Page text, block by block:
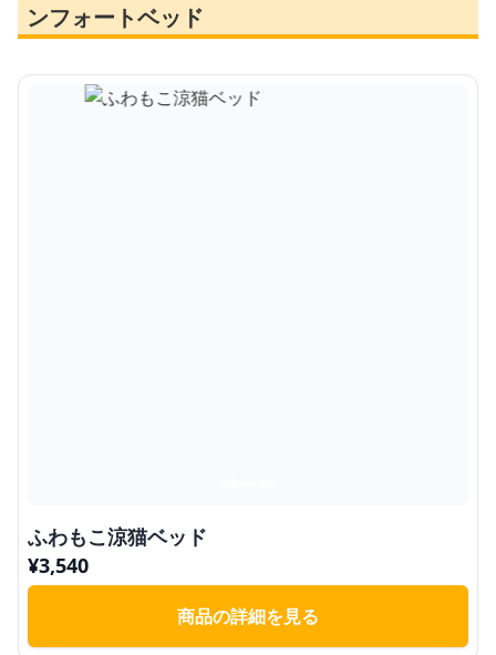
ンフォートベッド
ふわもこ涼猫ベッド
¥3,540
商品の詳細を見る